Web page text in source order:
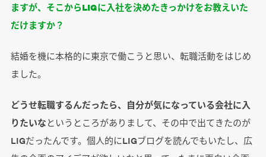
ますが、そこからLIGに入社を決めたきっかけをお教えいた
だけますか？
結婚を機に本格的に東京で働こうと思い、転職活動をはじめ
ました。
どうせ転職するんだったら、自分が気になっている会社に入
りたいなというところがありまして、その中で出てきたのが
LIGだったんです。個人的にLIGブログを読んでもいたし、広